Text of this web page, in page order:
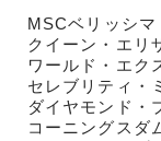
MSCベリッシマ
クイーン・エリ
ワールド・エク
セレブリティ・
ダイヤモンド・
コーニングスダ